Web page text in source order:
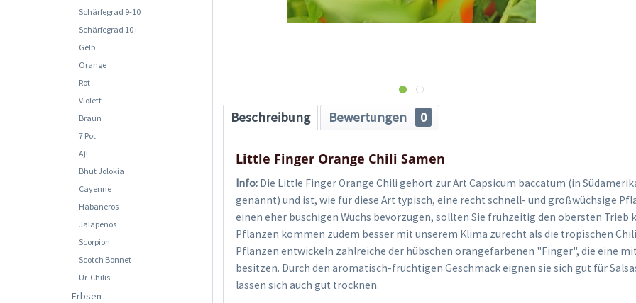
Schärfegrad 9-10
Schärfegrad 10+
Gelb
Orange
Rot
Violett
Braun
7 Pot
Aji
Bhut Jolokia
Cayenne
Habaneros
Jalapenos
Scorpion
Scotch Bonnet
Ur-Chilis
Erbsen
Beschreibung Bewertungen 0
Little Finger Orange Chili Samen
Info: Die Little Finger Orange Chili gehört zur Art Capsicum baccatum (in
genannt) und ist, wie für diese Art typisch, eine recht schnell- und großwüchsige
einen eher buschigen Wuchs bevorzugen, sollten Sie frühzeitig den obersten Trieb
Pflanzen kommen zudem besser mit unserem Klima zurecht als die tropischen
Pflanzen entwickeln zahlreiche der hübschen orangefarbenen "Finger", die eine
besitzen. Durch den aromatisch-fruchtigen Geschmack eignen sie sich gut für
lassen sich auch gut trocknen.